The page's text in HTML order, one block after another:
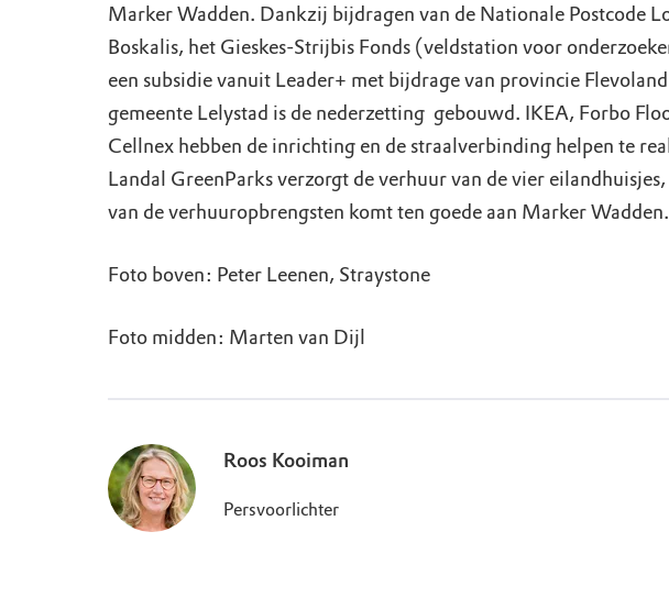
Marker Wadden. Dankzij bijdragen van de Nationale Postcode
Boskalis, het Gieskes-Strijbis Fonds (veldstation voor
een subsidie vanuit Leader+ met bijdrage van provincie
gemeente Lelystad is de nederzetting gebouwd. IKEA, Forbo
Cellnex hebben de inrichting en de straalverbinding helpen te
Landal GreenParks verzorgt de verhuur van de vier
van de verhuuropbrengsten komt ten goede aan Marker Wadden.
Foto boven: Peter Leenen, Straystone
Foto midden: Marten van Dijl
Roos Kooiman
Persvoorlichter